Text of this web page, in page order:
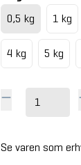
0,5 kg
1 kg
4 kg 5 kg
Se varen som